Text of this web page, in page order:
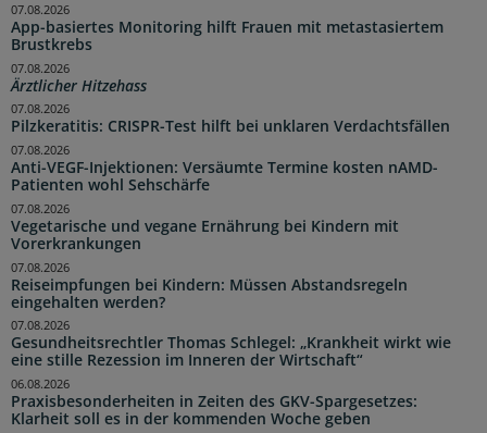
App-basiertes Monitoring hilft Frauen mit metastasiertem
Brustkrebs
07.08.2026
Ärztlicher Hitzehass
07.08.2026
Pilzkeratitis: CRISPR-Test hilft bei unklaren Verdachtsfällen
07.08.2026
Anti-VEGF-Injektionen: Versäumte Termine kosten nAMD-
Patienten wohl Sehschärfe
07.08.2026
Vegetarische und vegane Ernährung bei Kindern mit
Vorerkrankungen
07.08.2026
Reiseimpfungen bei Kindern: Müssen Abstandsregeln
eingehalten werden?
07.08.2026
Gesundheitsrechtler Thomas Schlegel: „Krankheit wirkt wie
eine stille Rezession im Inneren der Wirtschaft“
07.08.2026
Praxisbesonderheiten in Zeiten des GKV-Spargesetzes:
Klarheit soll es in der kommenden Woche geben
06.08.2026